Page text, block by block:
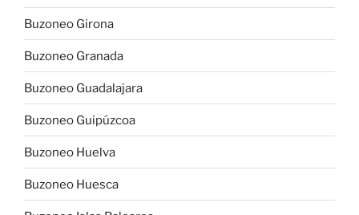
Buzoneo Girona
Buzoneo Granada
Buzoneo Guadalajara
Buzoneo Guipúzcoa
Buzoneo Huelva
Buzoneo Huesca